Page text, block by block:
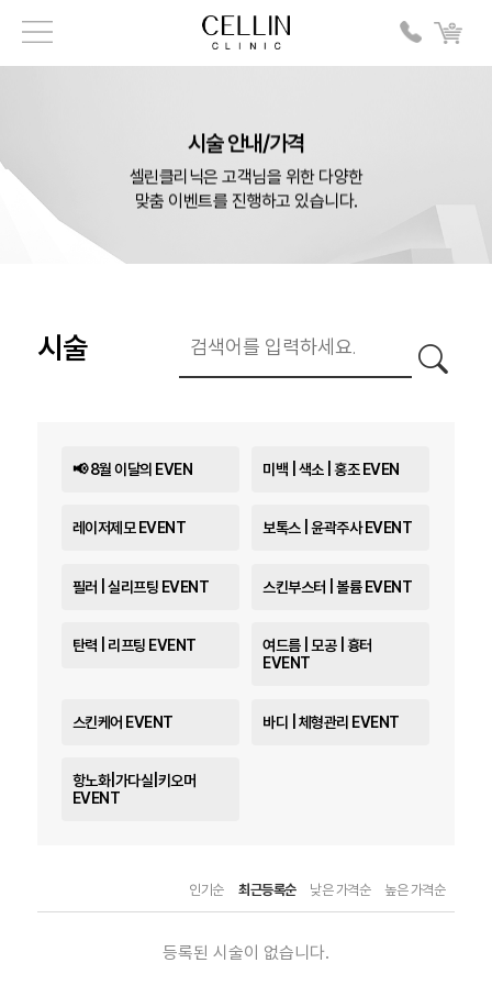
시술 안내/가격
셀린클리닉은 고객님을 위한 다양한
맞춤 이벤트를 진행하고 있습니다.
시술
📢 8월 이달의 EVEN 미백 | 색소 | 홍조 EVEN
레이저제모 EVENT 보톡스 | 윤곽주사 EVENT
필러 | 실리프팅 EVENT 스킨부스터 | 볼륨 EVENT
탄력 | 리프팅 EVENT
여드름 | 모공 | 흉터
EVENT
스킨케어 EVENT 바디 | 체형관리 EVENT
항노화|가다실|키오머
EVENT
인기순 최근등록순 낮은 가격순 높은 가격순
등록된 시술이 없습니다.